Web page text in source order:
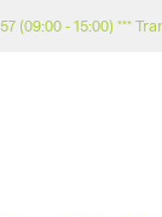
(09:00 - 15:00) ***